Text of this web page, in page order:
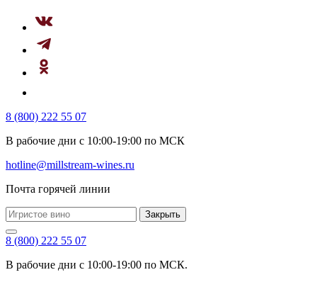
8 (800) 222 55 07
В рабочие дни с 10:00-19:00 по МСК
hotline@millstream-wines.ru
Почта горячей линии
Закрыть
8 (800) 222 55 07
В рабочие дни с 10:00-19:00 по МСК.